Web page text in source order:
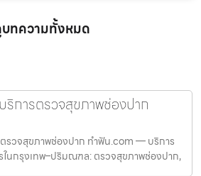
ทความทั้งหมด
การตรวจสุขภาพช่องปาก
วจสุขภาพช่องปาก ทำฟัน.com — บริการ
นกรุงเทพ–ปริมณฑล: ตรวจสุขภาพช่องปาก,